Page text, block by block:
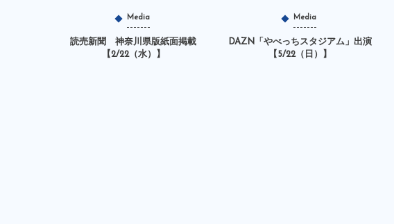
Media
読売新聞 神奈川県版紙面掲載
【2/22（水）】
Media
DAZN「やべっちスタジアム」出演
【5/22（日）】